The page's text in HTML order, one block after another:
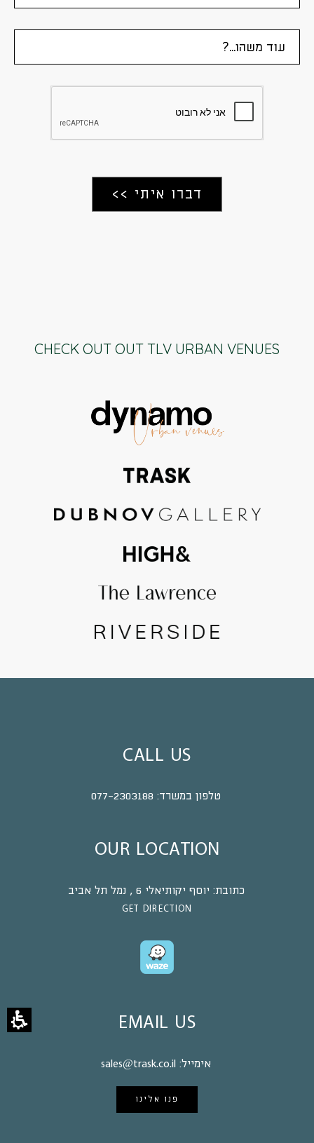
CHECK OUT OUT TLV URBAN VENUES
CALL US
טלפון במשרד: 077-2303188
OUR LOCATION
כתובת: יוסף יקותיאלי 6 , נמל תל אביב
GET DIRECTION
EMAIL US
אימייל: sales@trask.co.il
פנו אלינו